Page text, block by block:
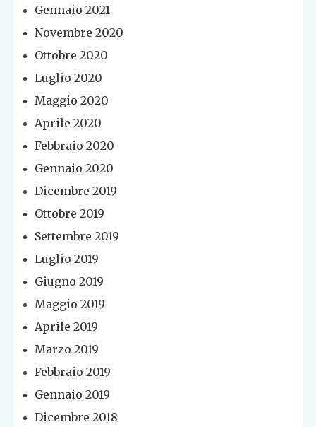
Gennaio 2021
Novembre 2020
Ottobre 2020
Luglio 2020
Maggio 2020
Aprile 2020
Febbraio 2020
Gennaio 2020
Dicembre 2019
Ottobre 2019
Settembre 2019
Luglio 2019
Giugno 2019
Maggio 2019
Aprile 2019
Marzo 2019
Febbraio 2019
Gennaio 2019
Dicembre 2018